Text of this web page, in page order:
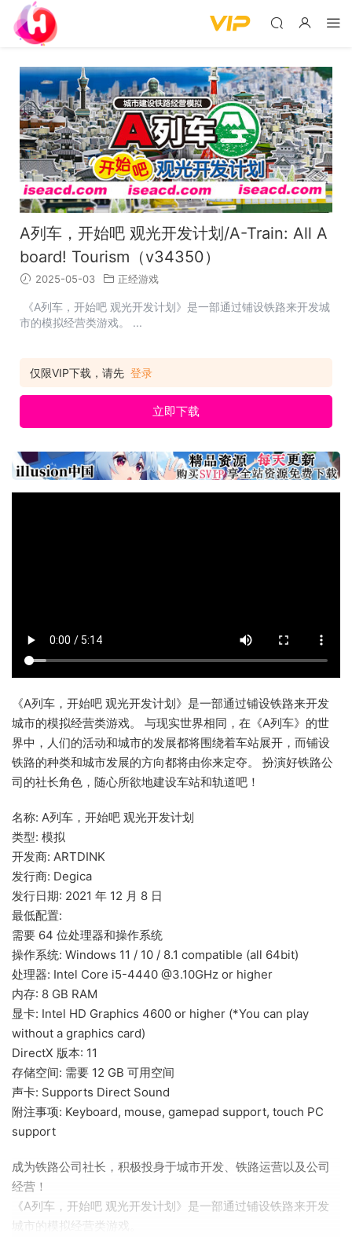
A列车，开始吧 观光开发计划/A-Train: All A
board! Tourism（v34350）
2025-05-03 正经游戏
《A列车，开始吧 观光开发计划》是一部通过铺设铁路来开发城
市的模拟经营类游戏。 ...
仅限VIP下载，请先 登录
立即下载
《A列车，开始吧 观光开发计划》是一部通过铺设铁路来开发
城市的模拟经营类游戏。 与现实世界相同，在《A列车》的世
界中，人们的活动和城市的发展都将围绕着车站展开，而铺设
铁路的种类和城市发展的方向都将由你来定夺。 扮演好铁路公
司的社长角色，随心所欲地建设车站和轨道吧！
名称: A列车，开始吧 观光开发计划
类型: 模拟
开发商: ARTDINK
发行商: Degica
发行日期: 2021 年 12 月 8 日
最低配置:
需要 64 位处理器和操作系统
操作系统: Windows 11 / 10 / 8.1 compatible (all 64bit)
处理器: Intel Core i5-4440 @3.10GHz or higher
内存: 8 GB RAM
显卡: Intel HD Graphics 4600 or higher (*You can play
without a graphics card)
DirectX 版本: 11
存储空间: 需要 12 GB 可用空间
声卡: Supports Direct Sound
附注事项: Keyboard, mouse, gamepad support, touch PC
support
成为铁路公司社长，积极投身于城市开发、铁路运营以及公司
经营！
《A列车，开始吧 观光开发计划》是一部通过铺设铁路来开发
城市的模拟经营类游戏。